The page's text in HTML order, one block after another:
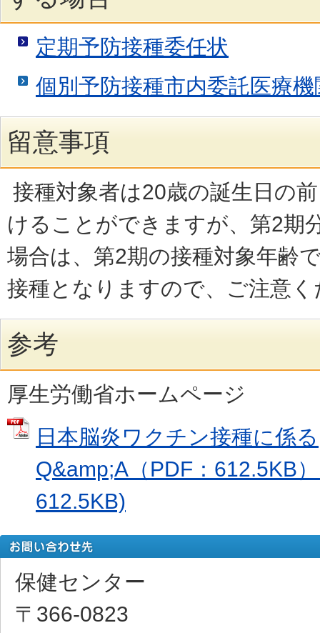
定期予防接種委任状
個別予防接種市内委託医療
留意事項
接種対象者は20歳の誕生日の
けることができますが、第2期
場合は、第2期の接種対象年齢
接種となりますので、ご注意
参考
厚生労働省ホームページ
日本脳炎ワクチン接種に係る
Q&amp;A（PDF：612.5KB
612.5KB)
保健センター
〒366-0823